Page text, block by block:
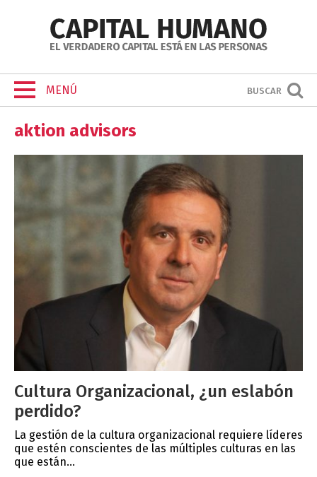
MENÚ BUSCAR
aktion advisors
Cultura Organizacional, ¿un eslabón
perdido?
La gestión de la cultura organizacional requiere líderes
que estén conscientes de las múltiples culturas en las
que están...